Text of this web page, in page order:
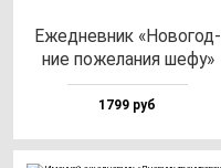
Ежед­нев­ник «Ново­год­
ние по­же­ла­ния ше­фу»
1799 руб